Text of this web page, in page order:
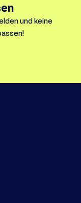
und keine